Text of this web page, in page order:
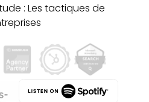
: Les tactiques de